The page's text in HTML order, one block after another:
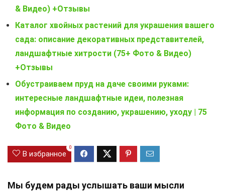
& Видео) +Отзывы
Каталог хвойных растений для украшения вашего
сада: описание декоративных представителей,
ландшафтные хитрости (75+ Фото & Видео)
+Отзывы
Обустраиваем пруд на даче своими руками:
интересные ландшафтные идеи, полезная
информация по созданию, украшению, уходу | 75
Фото & Видео
В избранное
0
Мы будем рады услышать ваши мысли